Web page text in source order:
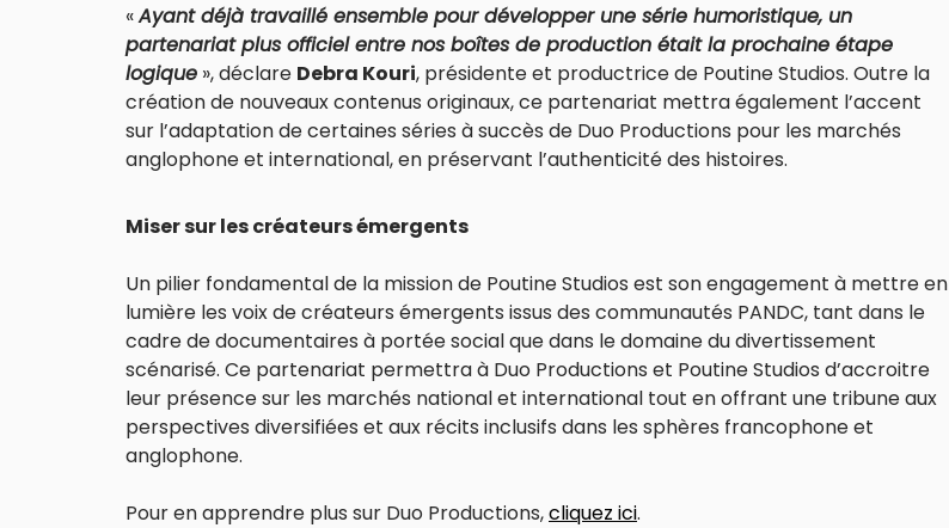
«Ayant déjà travaillé ensemble pour développer une série humoristique, un
partenariat plus officiel entre nos boîtes de production était la prochaine étape
logique », déclare Debra Kouri, présidente et productrice de Poutine Studios. Outre la
création de nouveaux contenus originaux, ce partenariat mettra également l’accent
sur l’adaptation de certaines séries à succès de Duo Productions pour les marchés
anglophone et international, en préservant l’authenticité des histoires.
Miser sur les créateurs émergents
Un pilier fondamental de la mission de Poutine Studios est son engagement à mettre en
lumière les voix de créateurs émergents issus des communautés PANDC, tant dans le
cadre de documentaires à portée social que dans le domaine du divertissement
scénarisé. Ce partenariat permettra à Duo Productions et Poutine Studios d’accroitre
leur présence sur les marchés national et international tout en offrant une tribune aux
perspectives diversifiées et aux récits inclusifs dans les sphères francophone et
anglophone.
Pour en apprendre plus sur Duo Productions,cliquez ici.